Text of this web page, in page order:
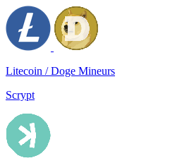
Litecoin / Doge Mineurs
Scrypt